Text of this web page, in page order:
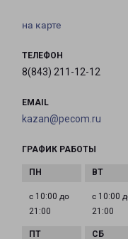
на карте
ТЕЛЕФОН
8(843) 211-12-12
EMAIL
kazan@pecom.ru
ГРАФИК РАБОТЫ
с 10:00 до
21:00
с 10:00
21:00